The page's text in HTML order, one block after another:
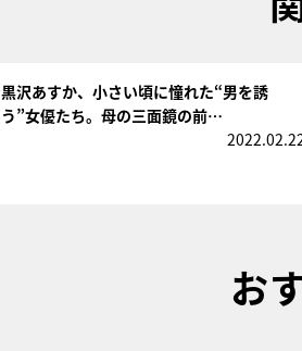
黒沢あすか、小さい頃に憧れた“男を誘
う”女優たち。母の三面鏡の前…
お